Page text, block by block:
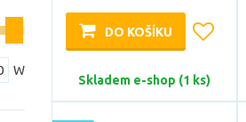
DO KOŠÍKU
Skladem e-shop (1 ks)